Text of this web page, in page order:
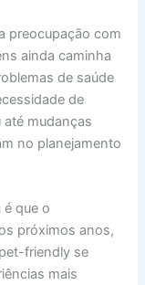
preocupação com
ainda caminha
de saúde
de
mudanças
no planejamento
é que o
próximos anos,
friendly se
mais